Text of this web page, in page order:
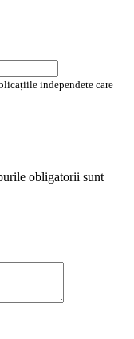
independete care
obligatorii sunt